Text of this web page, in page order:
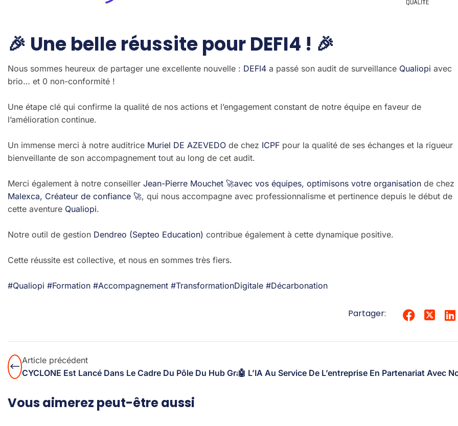
🎉 Une belle réussite pour DEFI4 ! 🎉
Nous sommes heureux de partager une excellente nouvelle : DEFI4 a passé son audit de surveillance Qualiopi avec
brio… et 0 non-conformité !
Une étape clé qui confirme la qualité de nos actions et l’engagement constant de notre équipe en faveur de
l’amélioration continue.
Un immense merci à notre auditrice Muriel DE AZEVEDO de chez ICPF pour la qualité de ses échanges et la rigueur
bienveillante de son accompagnement tout au long de cet audit.
Merci également à notre conseiller Jean-Pierre Mouchet 🚀avec vos équipes, optimisons votre organisation de chez
Malexca, Créateur de confiance 🚀, qui nous accompagne avec professionnalisme et pertinence depuis le début de
cette aventure Qualiopi.
Notre outil de gestion Dendreo (Septeo Education) contribue également à cette dynamique positive.
Cette réussite est collective, et nous en sommes très fiers.
#Qualiopi #Formation #Accompagnement #TransformationDigitale #Décarbonation
Partager:
Article précédent
CYCLONE Est Lancé Dans Le Cadre Du Pôle Du Hub Grand Est Cybersécurité. Et On Y Est !
🤖 L’IA Au Service De L’entreprise En Partenariat Avec
Vous aimerez peut-être aussi